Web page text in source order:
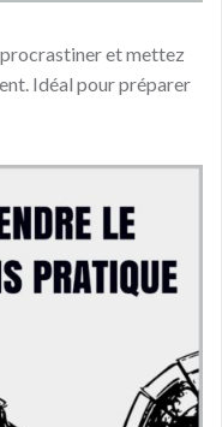
et mettez
Idéal pour préparer